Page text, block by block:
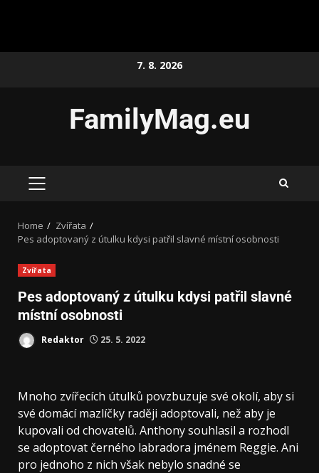
7. 8. 2026
FamilyMag.eu
Home
Zvířata
Pes adoptovaný z útulku kdysi patřil slavné místní osobnosti
Zvířata
Pes adoptovaný z útulku kdysi patřil slavné
místní osobnosti
Redaktor 25. 5. 2022
Mnoho zvířecích útulků povzbuzuje své okolí, aby si
své domácí mazlíčky raději adoptovali, než aby je
kupovali od chovatelů. Anthony souhlasil a rozhodl
se adoptovat černého labradora jménem Reggie. Ani
pro jednoho z nich však nebylo snadné se